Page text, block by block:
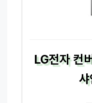
LG전자 컨